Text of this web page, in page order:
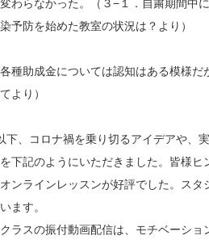
わらなかった。（３−１．自粛期間中
予防を始めた教室の状況は？より）
各種助成金については認知はある模様
より）
下、コロナ禍を乗り切るアイデアや、
下記のようにいただきました。皆様ヒ
オンラインレッスンが好評でした。ス
ます。
クラスの振付動画配信は、モチベーショ